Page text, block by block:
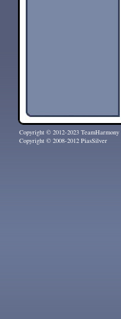
Copyright © 2012-2023 TeamHarmony
Copyright © 2008-2012 PiasSilver